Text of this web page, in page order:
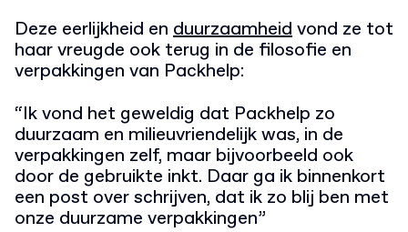
Deze eerlijkheid en duurzaamheidvond ze tot
haar vreugde ook terug in de filosofie en
verpakkingen van Packhelp:
“Ik vond het geweldig dat Packhelp zo
duurzaam en milieuvriendelijk was, in de
verpakkingen zelf, maar bijvoorbeeld ook
door de gebruikte inkt. Daar ga ik binnenkort
een post over schrijven, dat ik zo blij ben met
onze duurzame verpakkingen”